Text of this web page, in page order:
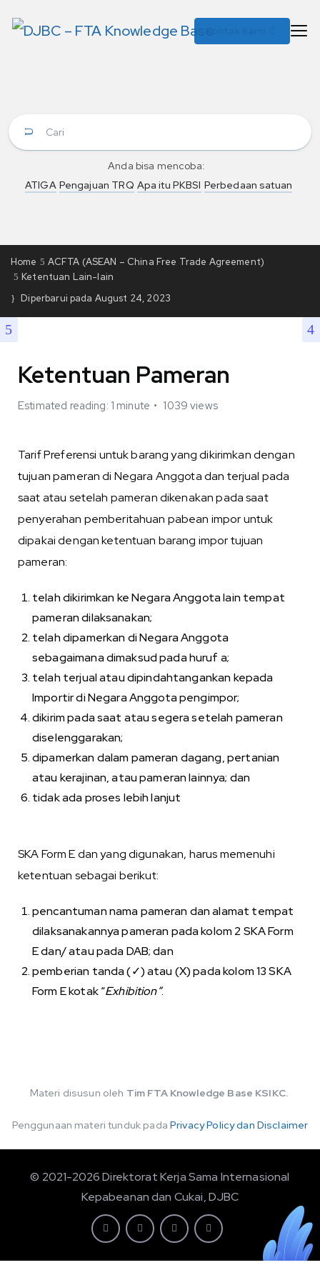
Anda bisa mencoba:
ATIGA Pengajuan TRQ Apa itu PKBSI Perbedaan satuan
Home
ACFTA (ASEAN – China Free Trade Agreement)
Ketentuan Lain-lain
Diperbarui pada August 24, 2023
Ketentuan Pameran
Estimated reading: 1 minute 1039 views
Tarif Preferensi untuk barang yang dikirimkan dengan
tujuan pameran di Negara Anggota dan terjual pada
saat atau setelah pameran dikenakan pada saat
penyerahan pemberitahuan pabean impor untuk
dipakai dengan ketentuan barang impor tujuan
pameran:
telah dikirimkan ke Negara Anggota lain tempat
pameran dilaksanakan;
telah dipamerkan di Negara Anggota
sebagaimana dimaksud pada huruf a;
telah terjual atau dipindahtangankan kepada
Importir di Negara Anggota pengimpor;
dikirim pada saat atau segera setelah pameran
diselenggarakan;
dipamerkan dalam pameran dagang, pertanian
atau kerajinan, atau pameran lainnya; dan
tidak ada proses lebih lanjut
SKA Form E dan yang digunakan, harus memenuhi
ketentuan sebagai berikut:
pencantuman nama pameran dan alamat tempat
dilaksanakannya pameran pada kolom 2 SKA Form
E dan/ atau pada DAB; dan
pemberian tanda (✓) atau (X) pada kolom 13 SKA
Form E kotak “Exhibition”.
Materi disusun oleh Tim FTA Knowledge Base KSIKC.
Penggunaan materi tunduk pada Privacy Policy dan Disclaimer
© 2021-2026 Direktorat Kerja Sama Internasional
Kepabeanan dan Cukai, DJBC